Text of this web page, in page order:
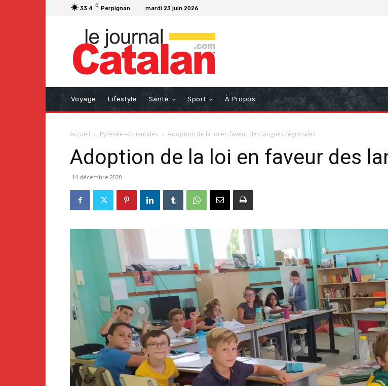
33.4 C Perpignan mardi 23 juin 2026
Voyage Lifestyle Santé Sport À Propos
Accueil Pyrénées-Orientales Adoption de la loi en faveur des langues régionales
Adoption de la loi en faveur des
14 décembre 2020